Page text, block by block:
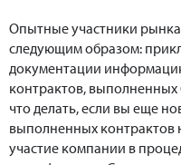
Опытные участники
следующим образом:
документации
контрактов, выполненных
что делать, если вы еще
выполненных контрактов
участие компании в